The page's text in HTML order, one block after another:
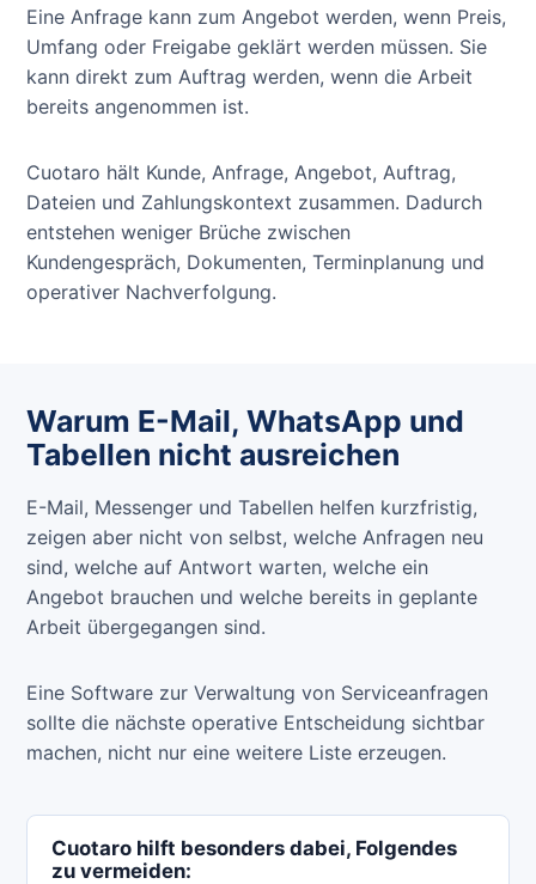
Eine Anfrage kann zum Angebot werden, wenn Preis,
Umfang oder Freigabe geklärt werden müssen. Sie
kann direkt zum Auftrag werden, wenn die Arbeit
bereits angenommen ist.
Cuotaro hält Kunde, Anfrage, Angebot, Auftrag,
Dateien und Zahlungskontext zusammen. Dadurch
entstehen weniger Brüche zwischen
Kundengespräch, Dokumenten, Terminplanung und
operativer Nachverfolgung.
Warum E-Mail, WhatsApp und
Tabellen nicht ausreichen
E-Mail, Messenger und Tabellen helfen kurzfristig,
zeigen aber nicht von selbst, welche Anfragen neu
sind, welche auf Antwort warten, welche ein
Angebot brauchen und welche bereits in geplante
Arbeit übergegangen sind.
Eine Software zur Verwaltung von Serviceanfragen
sollte die nächste operative Entscheidung sichtbar
machen, nicht nur eine weitere Liste erzeugen.
Cuotaro hilft besonders dabei, Folgendes
zu vermeiden: